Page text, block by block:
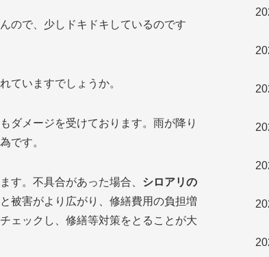
ので、少しドキドキしているのです
ていますでしょうか。
ダメージを受けております。雨が降り
です。
す。不具合があった場合、 シロアリの
被害がより広がり、修繕費用の負担増
ェックし、修繕等対策をとることが大